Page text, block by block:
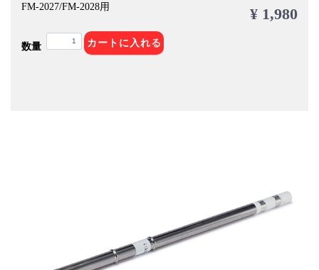
FM-2027/FM-2028用
¥ 1,980
数量 カートに入れる